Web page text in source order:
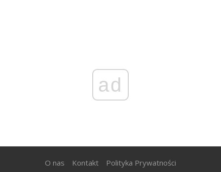
ad
O nas Kontakt Polityka Prywatności